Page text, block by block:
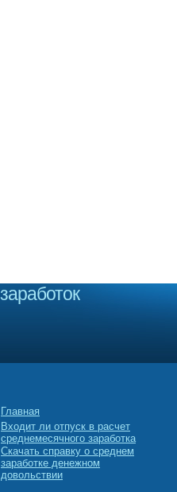
заработок
Главная
Входит ли отпуск в расчет
среднемесячного заработка
Скачать справку о среднем
заработке денежном
довольствии